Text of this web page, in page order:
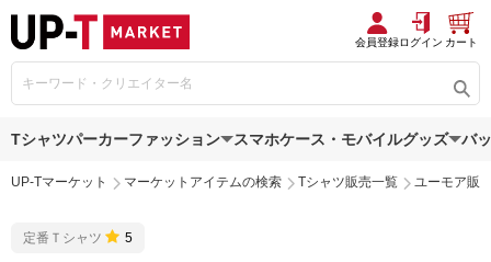
会員登録ログイン カート
Tシャツパーカーファッション スマホケース・モバイルグッズ バ
UP-Tマーケット マーケットアイテムの検索 Tシャツ販売一覧 ユーモア販
定番Ｔシャツ 5